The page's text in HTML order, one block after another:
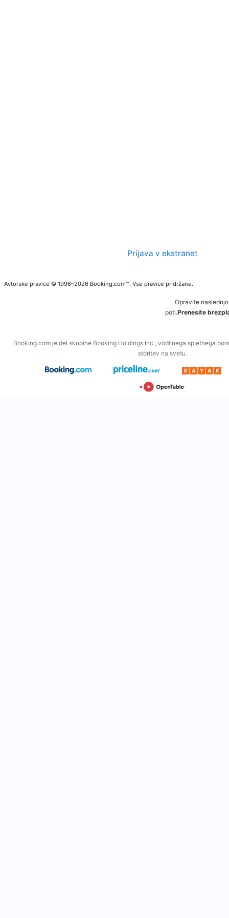
Prijava v ekstranet
Avtorske pravice © 1996–2026 Booking.com™. Vse pravice pridržane.
Opravite
poti.Prenesite
Booking.com je del skupine Booking Holdings Inc., vodilnega spletnega
storitev na svetu.